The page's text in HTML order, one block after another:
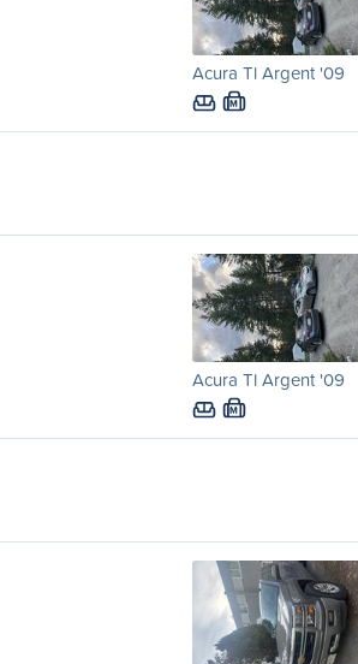
Acura Tl Argent '09
M
Acura Tl Argent '09
M